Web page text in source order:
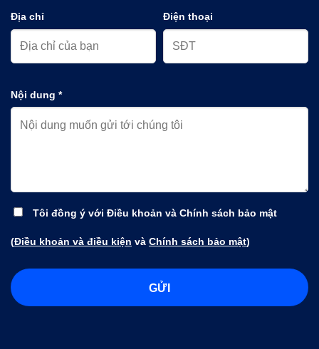
Địa chỉ Điện thoại
Nội dung *
Tôi đồng ý với Điều khoản và Chính sách bảo mật
(Điều khoản và điều kiện và Chính sách bảo mật)